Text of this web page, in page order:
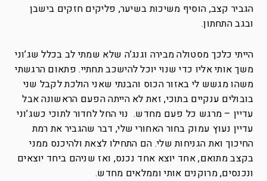
הגביר קצב, הוסיף משיכות בשיער, פליקים חזקים בישבן
ובגב התחתון.
הייתי כלכך מסטולה מבירה וגנג’ה שלא שמתי לב בכלל שג’וני
משך אותי אליו כדי שנוי יוכל להישכב תחתיי. פתאום הרגשתי
משהו מגשש לי באזור הכוס והבנתי שאני הולכת לקבל שני
בובולים ענקיים בתוכי, זאת לא הייתה הפעם הראשונה אבל
עדיין – מרגש כל פעם מחדש. נוי החל לחדור לתוכי כשג’וני
עדיין נעוץ עמוק בחור האחורי שלי, דבר שהגביר את רמת
החיכוך ואת הגניחות שלי. הם התחילו לצאת ולהיכנס ממני
בקצב מתואם‏, אחד יוצא אחד נכנס, ואז שניהם ביחד יוצאים
ונכנסים, מרוקנים אותי וממלאים מחדש.